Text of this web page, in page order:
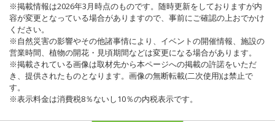
※掲載情報は2026年3月時点のものです。随時更新をしておりますが内
容が変更となっている場合がありますので、事前にご確認の上おでかけ
ください。
※自然災害の影響やその他諸事情により、イベントの開催情報、施設の
営業時間、植物の開花・見頃期間などは変更になる場合があります。
※掲載されている画像は取材先から本ページへの掲載の許諾をいただ
き、提供されたものとなります。画像の無断転載(二次使用)は禁止で
す。
※表示料金は消費税8％ないし10％の内税表示です。